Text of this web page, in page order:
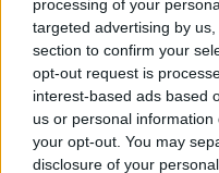
processing of your
targeted advertising by
section to confirm your
opt-out request is
interest-based ads based
us or personal
your opt-out. You may
disclosure of your
LG V50 ThinQ 5G (dal
sito)
Samsung Galaxy S10
preordino a partire da